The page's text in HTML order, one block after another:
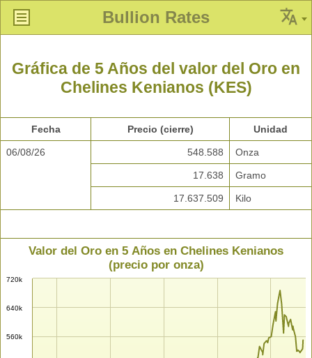
Bullion Rates
Gráfica de 5 Años del valor del Oro en
Chelines Kenianos (KES)
Fecha Precio (cierre) Unidad
06/08/26 548.588 Onza
17.638 Gramo
17.637.509 Kilo
Valor del Oro en 5 Años en Chelines Kenianos
(precio por onza)
560k
640k
720k